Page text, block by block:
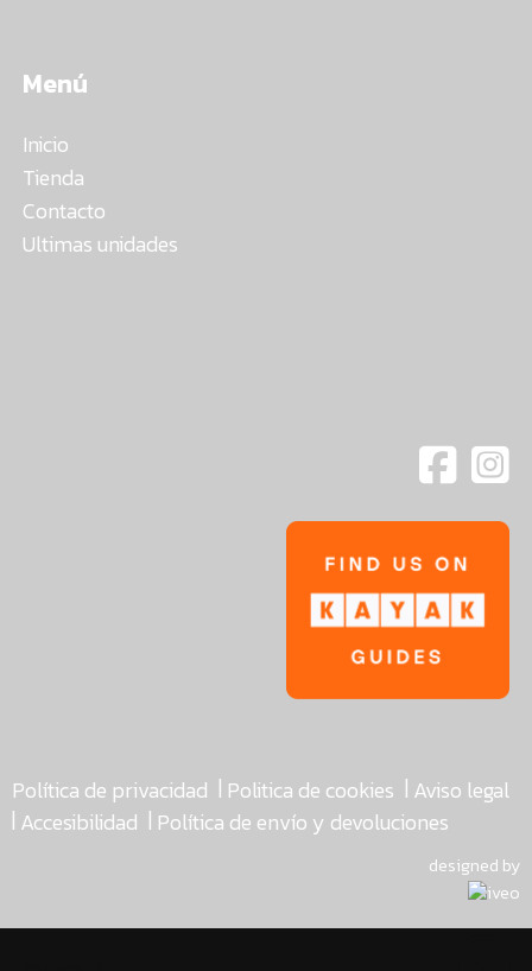
Menú
Inicio
Tienda
Contacto
Ultimas unidades
Política de privacidad | Politica de cookies | Aviso legal
| Accesibilidad | Política de envío y devoluciones
designed by